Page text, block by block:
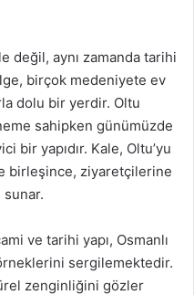
değil, aynı zamanda tarihi
birçok medeniyete ev
dolu bir yerdir. Oltu
sahipken günümüzde
bir yapıdır. Kale, Oltu’yu
birleşince, ziyaretçilerine
sunar.
ve tarihi yapı, Osmanlı
sergilemektedir.
zenginliğini gözler